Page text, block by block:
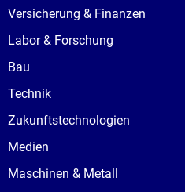
Versicherung & Finanzen
Labor & Forschung
Bau
Technik
Zukunftstechnologien
Medien
Maschinen & Metall